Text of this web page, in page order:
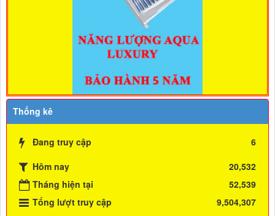
Thống kê
Đang truy cập
6
Hôm nay
20,532
Tháng hiện tại
52,539
Tổng lượt truy cập
9,504,307